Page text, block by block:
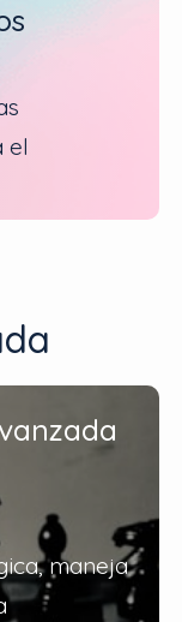
el
maneja